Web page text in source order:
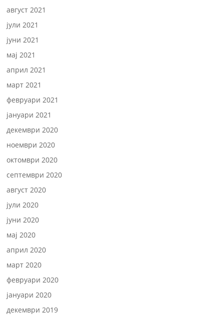
август 2021
јули 2021
јуни 2021
мај 2021
април 2021
март 2021
февруари 2021
јануари 2021
декември 2020
ноември 2020
октомври 2020
септември 2020
август 2020
јули 2020
јуни 2020
мај 2020
април 2020
март 2020
февруари 2020
јануари 2020
декември 2019